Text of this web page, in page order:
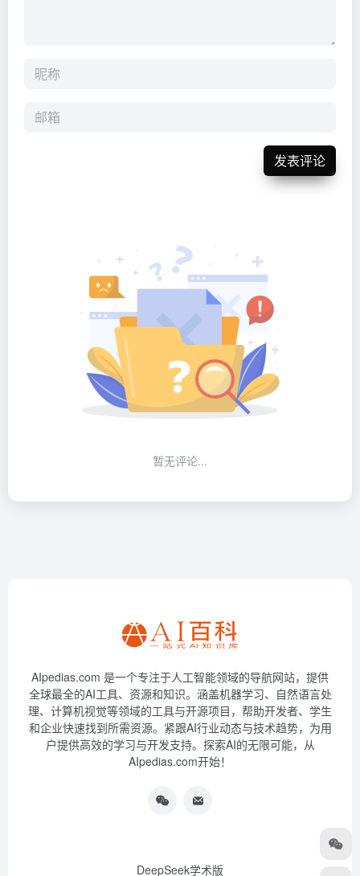
发表评论
暂无评论...
AIpedias.com 是一个专注于人工智能领域的导航网站，提供
全球最全的AI工具、资源和知识。涵盖机器学习、自然语言处
理、计算机视觉等领域的工具与开源项目，帮助开发者、学生
和企业快速找到所需资源。紧跟AI行业动态与技术趋势，为用
户提供高效的学习与开发支持。探索AI的无限可能，从
AIpedias.com开始！
DeepSeek学术版